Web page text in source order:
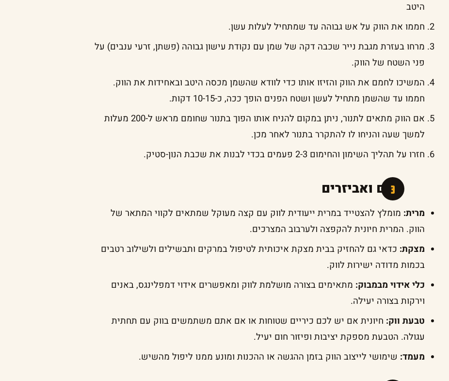
היטב
חממו את הווק על אש גבוהה עד שמתחיל לעלות עשן.
מרחו בעזרת מגבת נייר שכבה דקה של שמן עם נקודת עישון גבוהה (פשתן, זרעי ענבים) על
פני השטח של הווק.
המשיכו לחמם את הווק והזיזו אותו כדי לוודא שהשמן מכסה היטב ובאחידות את הווק.
חממו עד שהשמן מתחיל לעשן ושטח הפנים הופך ככה, כ-10-15 דקות.
אם הווק מתאים לתנור, ניתן במקום להניח אותו הפוך בתנור שחומם מראש ל-200 מעלות
למשך שעה והניחו לו להתקרר בתנור לאחר מכן.
חזרו על תהליך השימון והחימום 2-3 פעמים בכדי לבנות את שכבת הנון-סטיק.
כלים ואביזרים
מרית: מומלץ להצטייד במרית ייעודית לווק עם קצה מעוקל שמתאים לקווי המתאר של
הווק. המרית חיונית להקפצה ולערבוב המצרכים.
מצקת: כדאי גם להחזיק בבית מצקת איכותית לטיפול במרקים ותבשילים ולשילוב רטבים
בכמות מדודה ישירות לווק.
כלי אידוי מבמבוק: מתאימים בצורה מושלמת לווק ומאפשרים אידוי דמפלינגס, באנים
וירקות בצורה יעילה.
טבעת ווק: חיונית אם יש לכם כיריים שטוחות או אם אתם משתמשים בווק עם תחתית
עגולה. הטבעת מספקת יציבות ופיזור חום יעיל.
מעמד: שימושי לייצוב הווק בזמן ההגשה או ההכנות ומונע ממנו ליפול מהשיש.